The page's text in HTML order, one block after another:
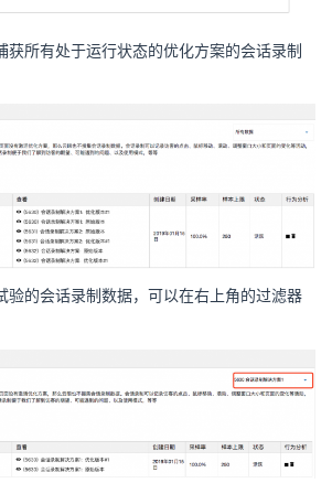
获所有处于运行状态的优化方案的会话录制
验的会话录制数据，可以在右上角的过滤器